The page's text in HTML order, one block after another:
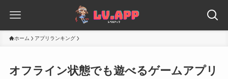
ホーム アプリランキング
オフライン状態でも遊べるゲームアプリ